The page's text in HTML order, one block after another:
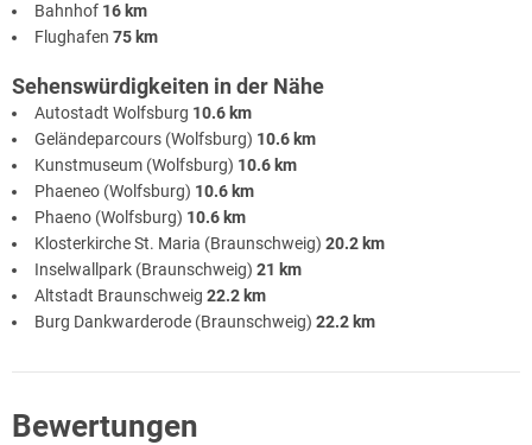
Bahnhof 16 km
Flughafen 75 km
Sehenswürdigkeiten in der Nähe
Autostadt Wolfsburg 10.6 km
Geländeparcours (Wolfsburg) 10.6 km
Kunstmuseum (Wolfsburg) 10.6 km
Phaeneo (Wolfsburg) 10.6 km
Phaeno (Wolfsburg) 10.6 km
Klosterkirche St. Maria (Braunschweig) 20.2 km
Inselwallpark (Braunschweig) 21 km
Altstadt Braunschweig 22.2 km
Burg Dankwarderode (Braunschweig) 22.2 km
Bewertungen